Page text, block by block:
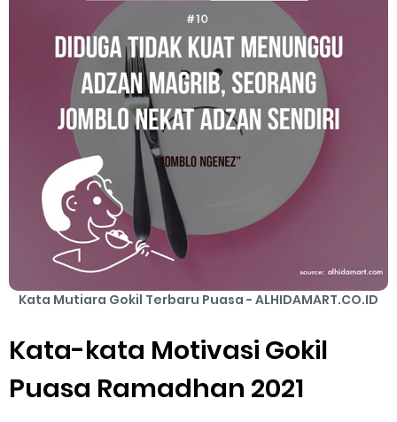
Server Gojek Terbaru dan IP Server GoPartner Gojek
Internet of Things (IoT): Pengertian, Cara Kerja, Manfaat,
Contoh Penerapan, hingga Masa Depannya
Monday, 10 August
Kata Mutiara Gokil Terbaru Puasa - ALHIDAMART.CO.ID
Kata-kata Motivasi Gokil
Puasa Ramadhan 2021